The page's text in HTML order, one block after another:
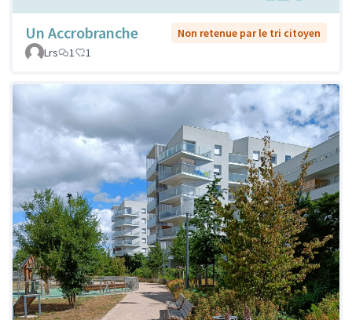
Un Accrobranche
Non retenue par le tri citoyen
Lrs
1 1